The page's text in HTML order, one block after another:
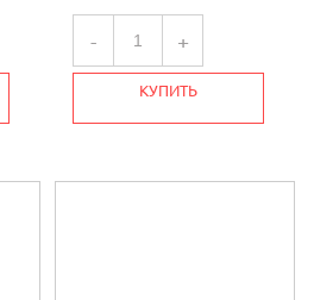
- +
КУПИТЬ